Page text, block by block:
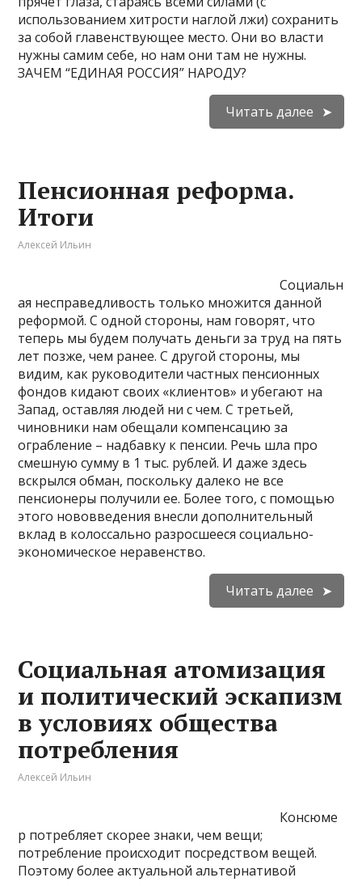
использованием хитрости наглой лжи) сохранить
за собой главенствующее место. Они во власти
нужны самим себе, но нам они там не нужны.
ЗАЧЕМ “ЕДИНАЯ РОССИЯ” НАРОДУ?
Читать далее
Пенсионная реформа.
Итоги
Алексей Ильин
Социальн
ая несправедливость только множится данной
реформой. С одной стороны, нам говорят, что
теперь мы будем получать деньги за труд на пять
лет позже, чем ранее. С другой стороны, мы
видим, как руководители частных пенсионных
фондов кидают своих «клиентов» и убегают на
Запад, оставляя людей ни с чем. С третьей,
чиновники нам обещали компенсацию за
ограбление – надбавку к пенсии. Речь шла про
смешную сумму в 1 тыс. рублей. И даже здесь
вскрылся обман, поскольку далеко не все
пенсионеры получили ее. Более того, с помощью
этого нововведения внесли дополнительный
вклад в колоссально разросшееся социально-
экономическое неравенство.
Читать далее
Социальная атомизация
и политический эскапизм
в условиях общества
потребления
Алексей Ильин
Консюме
р потребляет скорее знаки, чем вещи;
потребление происходит посредством вещей.
Поэтому более актуальной альтернативой